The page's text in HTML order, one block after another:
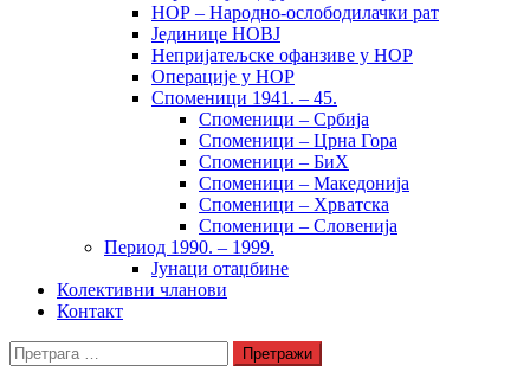
НОР – Народно-ослободилачки рат
Јединице НОВЈ
Непријатељске офанзиве у НОР
Операције у НОР
Споменици 1941. – 45.
Споменици – Србија
Споменици – Црна Гора
Споменици – БиХ
Споменици – Македонија
Споменици – Хрватска
Споменици – Словенија
Период 1990. – 1999.
Јунаци отаџбине
Колективни чланови
Контакт
Претрага